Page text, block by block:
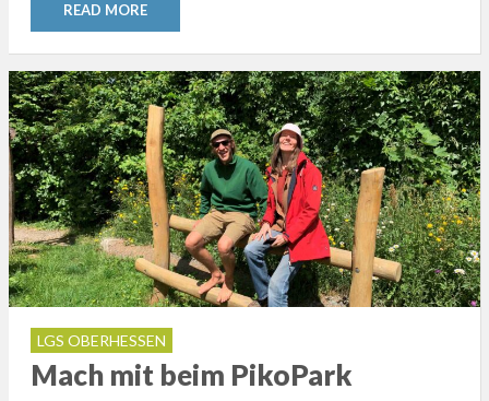
READ MORE
LGS OBERHESSEN
Mach mit beim PikoPark